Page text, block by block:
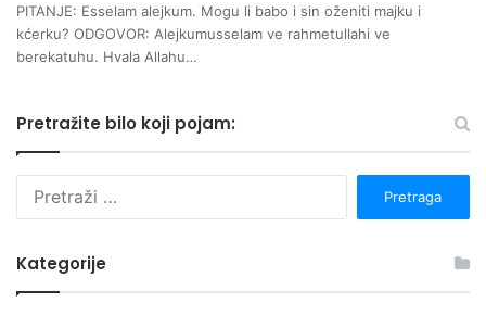
PITANJE: Esselam alejkum. Mogu li babo i sin oženiti majku i
kćerku? ODGOVOR: Alejkumusselam ve rahmetullahi ve
berekatuhu. Hvala Allahu…
Pretražite bilo koji pojam:
Kategorije